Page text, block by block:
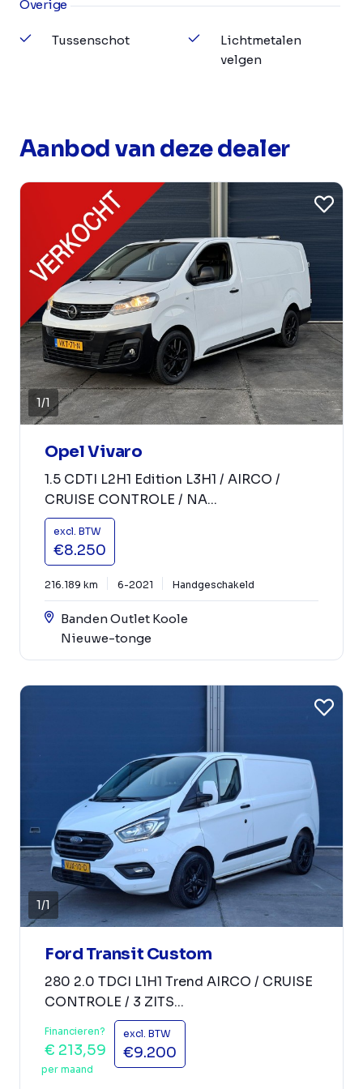
Overige
Tussenschot
Lichtmetalen
velgen
Aanbod van deze dealer
1/1
Opel Vivaro
1.5 CDTI L2H1 Edition L3H1 / AIRCO /
CRUISE CONTROLE / NA...
excl. BTW
€8.250
216.189 km 6-2021 Handgeschakeld
Banden Outlet Koole
Nieuwe-tonge
1/1
Ford Transit Custom
280 2.0 TDCI L1H1 Trend AIRCO / CRUISE
CONTROLE / 3 ZITS...
Financieren?
€ 213,59
per maand
excl. BTW
€9.200